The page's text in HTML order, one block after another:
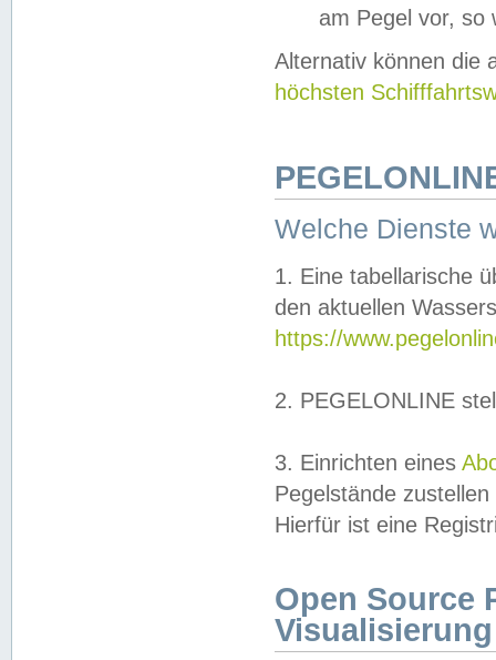
am Pegel vor,
Alternativ können die
höchsten
Welche Dienste
1. Eine tabellarische
den aktuellen
https://
2. PEGELONLINE
3. Einrichten eines
Pegelstände
Hierfür ist eine
Open Source
Visualisierung